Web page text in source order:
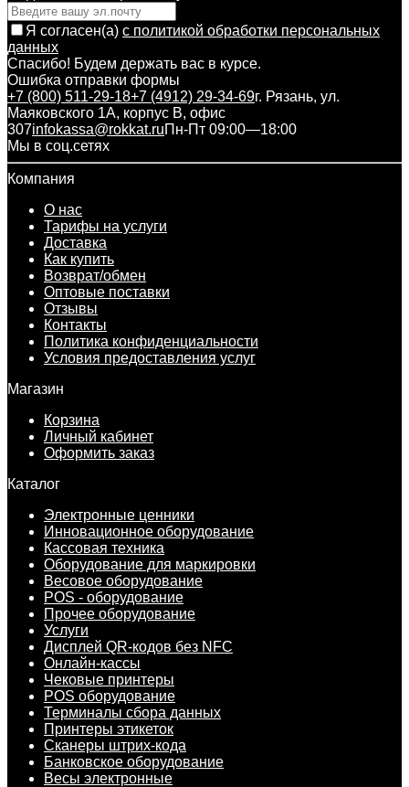
Я согласен(a) с политикой обработки персональных
данных
Спасибо! Будем держать вас в курсе.
Ошибка отправки формы
+7 (800) 511-29-18+7 (4912) 29-34-69г. Рязань, ул.
Маяковского 1А, корпус B, офис
307infokassa@rokkat.ruПн-Пт 09:00—18:00
Мы в соц.сетях
Компания
О нас
Тарифы на услуги
Доставка
Как купить
Возврат/обмен
Оптовые поставки
Отзывы
Контакты
Политика конфиденциальности
Условия предоставления услуг
Магазин
Корзина
Личный кабинет
Оформить заказ
Каталог
Электронные ценники
Инновационное оборудование
Кассовая техника
Оборудование для маркировки
Весовое оборудование
POS - оборудование
Прочее оборудование
Услуги
Дисплей QR-кодов без NFC
Онлайн-кассы
Чековые принтеры
POS оборудование
Терминалы сбора данных
Принтеры этикеток
Сканеры штрих-кода
Банковское оборудование
Весы электронные